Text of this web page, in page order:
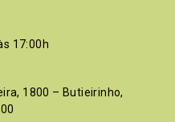
17:00h
1800 – Butieirinho,